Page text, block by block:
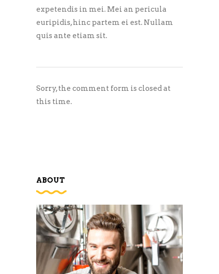
expetendis in mei. Mei an pericula
euripidis, hinc partem ei est. Nullam
quis ante etiam sit.
Sorry, the comment form is closed at
this time.
ABOUT